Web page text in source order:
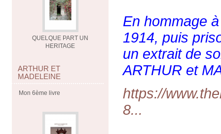
QUELQUE PART UN
HERITAGE
ARTHUR ET
MADELEINE
Mon 6ème livre
En hommage
1914, puis
un extrait de
ARTHUR et
https://
8...